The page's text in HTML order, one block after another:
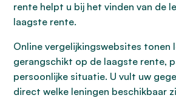
rente helpt u bij het vinden van de
laagste rente.
Online vergelijkingswebsites tonen
gerangschikt op de laagste rente,
persoonlijke situatie. U vult uw
direct welke leningen beschikbaar